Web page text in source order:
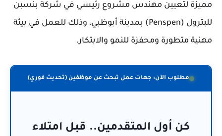
مميزة لتعيين مهندس مشروع رئيسي في شركة بنسبن
للبترول (Penspen) بمدينة أبوظبي، وذلك للعمل في بيئة
مهنية متطورة ومحفزة للنمو والابتكار.
مطلوب الآن: جهات عمل تبحث عن موظفين (تحديث فوري)
كن أول المتقدمين.. قبل امتلاء